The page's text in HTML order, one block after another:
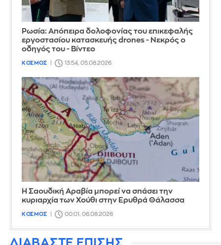
Ρωσία: Απόπειρα δολοφονίας του επικεφαλής
εργοστασίου κατασκευής drones - Νεκρός ο
οδηγός του - Βίντεο
ΚΟΣΜΟΣ 13:54, 05.08.2026
Η Σαουδική Αραβία μπορεί να σπάσει την
κυριαρχία των Χούθι στην Ερυθρά Θάλασσα
ΚΟΣΜΟΣ 00:01, 06.08.2026
ΔΙΑΒΑΣΤΕ ΕΠΙΣΗΣ